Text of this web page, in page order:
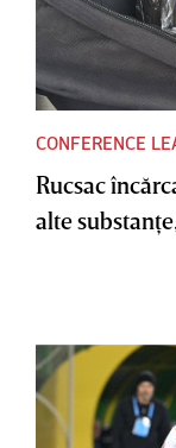
CONFERENCE
Rucsac
alte